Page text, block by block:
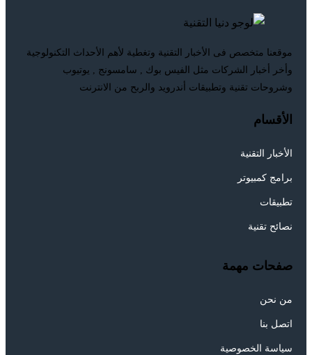
موقعنا متخصص فى الأخبار التقنية وتغطية لأهم الأحداث التكنولوجية
وأخر أخبار الشركات مثل الفيس بوك , سامسونج , يوتيوب
وشروحات تقنية وتطبيقات أندرويد والربح من الانترنت
الأقسام
الأخبار التقنية
برامج كمبيوتر
تطبيقات
نصائح تقنية
صفحات مهمة
من نحن
اتصل بنا
سياسة الخصوصية